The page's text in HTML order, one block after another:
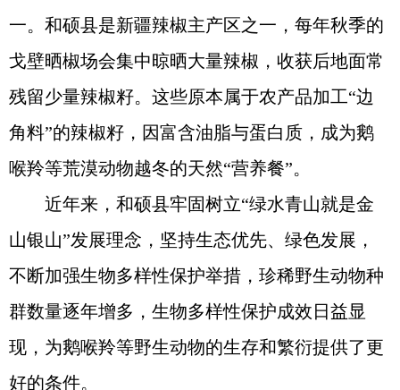
一。和硕县是新疆辣椒主产区之一，每年秋季的
戈壁晒椒场会集中晾晒大量辣椒，收获后地面常
残留少量辣椒籽。这些原本属于农产品加工“边
角料”的辣椒籽，因富含油脂与蛋白质，成为鹅
喉羚等荒漠动物越冬的天然“营养餐”。
近年来，和硕县牢固树立“绿水青山就是金
山银山”发展理念，坚持生态优先、绿色发展，
不断加强生物多样性保护举措，珍稀野生动物种
群数量逐年增多，生物多样性保护成效日益显
现，为鹅喉羚等野生动物的生存和繁衍提供了更
好的条件。